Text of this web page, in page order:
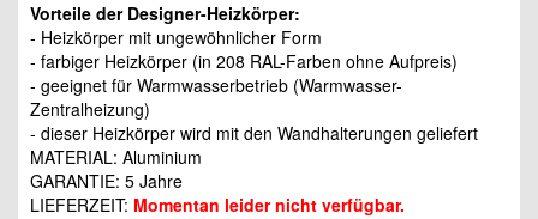
Vorteile der Designer-Heizkörper:
- Heizkörper mit ungewöhnlicher Form
- farbiger Heizkörper (in 208 RAL-Farben ohne Aufpreis)
- geeignet für Warmwasserbetrieb (Warmwasser-
Zentralheizung)
- dieser Heizkörper wird mit den Wandhalterungen geliefert
MATERIAL: Aluminium
GARANTIE: 5 Jahre
LIEFERZEIT: Momentan leider nicht verfügbar.